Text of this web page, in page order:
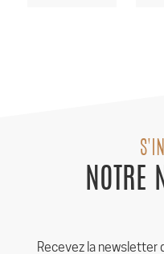
NOTRE